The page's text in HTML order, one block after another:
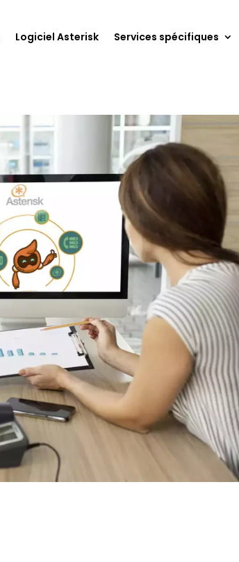
Logiciel Asterisk Services spécifiques